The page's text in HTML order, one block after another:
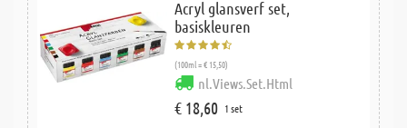
Acryl glansverf set,
basiskleuren
(100ml = € 15,50)
nl.Views.Set.Html
€ 18,60 1 set